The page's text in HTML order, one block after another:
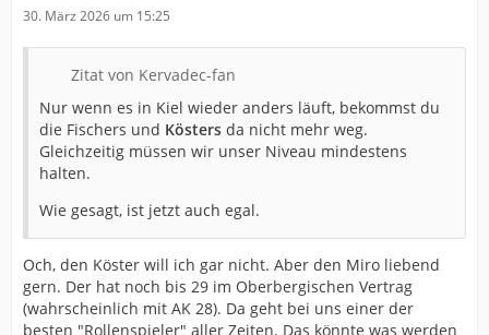
30. März 2026 um 15:25
Zitat von Kervadec-fan
Nur wenn es in Kiel wieder anders läuft, bekommst du
die Fischers und Kösters da nicht mehr weg.
Gleichzeitig müssen wir unser Niveau mindestens
halten.
Wie gesagt, ist jetzt auch egal.
Och, den Köster will ich gar nicht. Aber den Miro liebend
gern. Der hat noch bis 29 im Oberbergischen Vertrag
(wahrscheinlich mit AK 28). Da geht bei uns einer der
besten "Rollenspieler" aller Zeiten. Das könnte was werden